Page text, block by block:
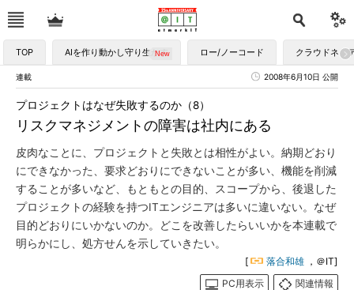
TOP AIを作り動かし守り生かす ロー/ノーコード クラウドネイ
連載 2008年6月10日 公開
リスクマネジメントの障害は社内にある
プロジェクトはなぜ失敗するのか（8）
皮肉なことに、プロジェクトと失敗とは相性がよい。納期どおり
にできなかった、要求どおりにできないことが多い、機能を削減
することが多いなど、もともとの目的、スコープから、後退した
プロジェクトの経験を持つITエンジニアは多いに違いない。なぜ
目的どおりにいかないのか。どこを改善したらいいかを本連載で
明らかにし、処方せんを示していきたい。
[ 落合和雄 ，＠IT]
PC用表示
関連情報